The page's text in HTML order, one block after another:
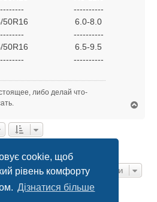
cookie, щоб
рівень комфорту
Дізнатися більше
----------
50R16
6.0-8.0
----------
50R16
6.5-9.5
----------
либо делай что-
Перейти